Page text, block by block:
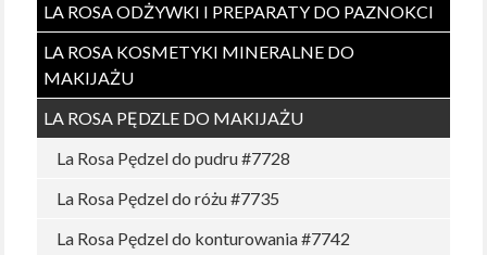
LA ROSA ODŻYWKI I PREPARATY DO PAZNOKCI
LA ROSA KOSMETYKI MINERALNE DO
MAKIJAŻU
LA ROSA PĘDZLE DO MAKIJAŻU
La Rosa Pędzel do pudru #7728
La Rosa Pędzel do różu #7735
La Rosa Pędzel do konturowania #7742